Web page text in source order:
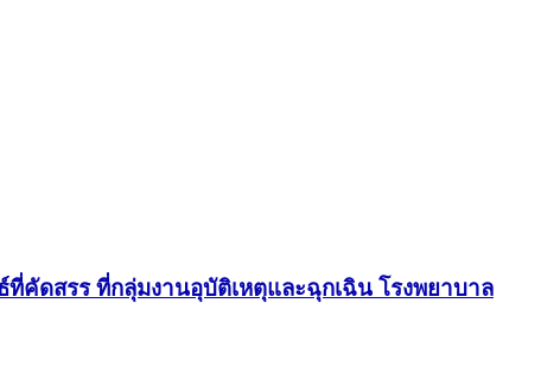
คัดสรร ที่กลุ่มงานอุบัติเหตุและฉุกเฉิน โรงพยาบาล